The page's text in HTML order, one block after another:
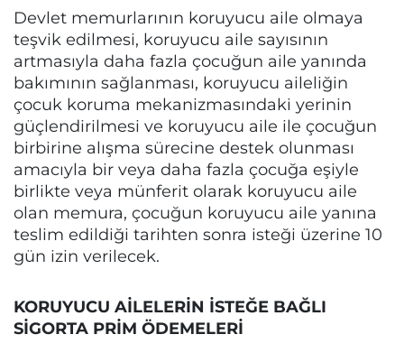
Devlet memurlarının koruyucu aile olmaya
teşvik edilmesi, koruyucu aile sayısının
artmasıyla daha fazla çocuğun aile yanında
bakımının sağlanması, koruyucu aileliğin
çocuk koruma mekanizmasındaki yerinin
güçlendirilmesi ve koruyucu aile ile çocuğun
birbirine alışma sürecine destek olunması
amacıyla bir veya daha fazla çocuğa eşiyle
birlikte veya münferit olarak koruyucu aile
olan memura, çocuğun koruyucu aile yanına
teslim edildiği tarihten sonra isteği üzerine 10
gün izin verilecek.
KORUYUCU AİLELERİN İSTEĞE BAĞLI
SİGORTA PRİM ÖDEMELERİ